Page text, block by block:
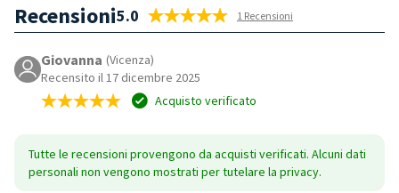
Recensioni5.0 1 Recensioni
Giovanna (Vicenza)
Recensito il 17 dicembre 2025
Acquisto verificato
Tutte le recensioni provengono da acquisti verificati. Alcuni dati
personali non vengono mostrati per tutelare la privacy.